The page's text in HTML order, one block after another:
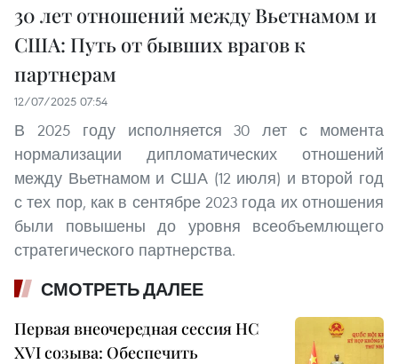
30 лет отношений между Вьетнамом и
США: Путь от бывших врагов к
партнерам
12/07/2025 07:54
В 2025 году исполняется 30 лет с момента
нормализации дипломатических отношений
между Вьетнамом и США (12 июля) и второй год
с тех пор, как в сентябре 2023 года их отношения
были повышены до уровня всеобъемлющего
стратегического партнерства.
СМОТРЕТЬ ДАЛЕЕ
Первая внеочередная сессия НС
XVI созыва: Обеспечить